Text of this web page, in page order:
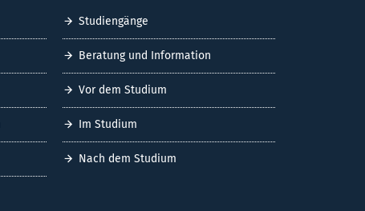
Studiengänge
Beratung und Information
Vor dem Studium
Im Studium
Nach dem Studium